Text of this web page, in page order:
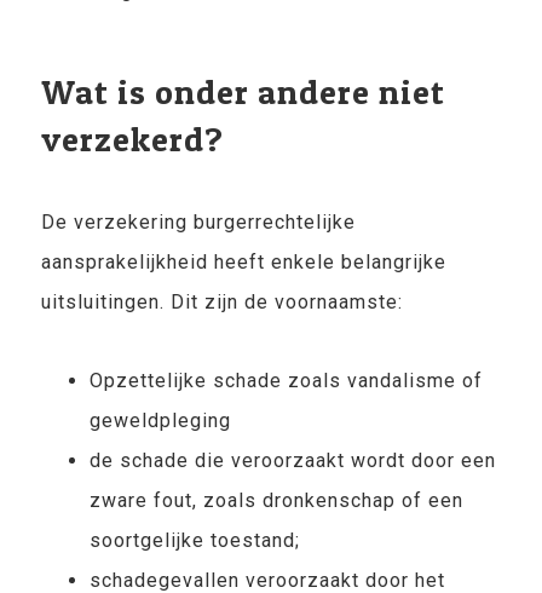
Wat is onder andere niet
verzekerd?
De verzekering burgerrechtelijke
aansprakelijkheid heeft enkele belangrijke
uitsluitingen. Dit zijn de voornaamste:
Opzettelijke schade zoals vandalisme of
geweldpleging
de schade die veroorzaakt wordt door een
zware fout, zoals dronkenschap of een
soortgelijke toestand;
schadegevallen veroorzaakt door het